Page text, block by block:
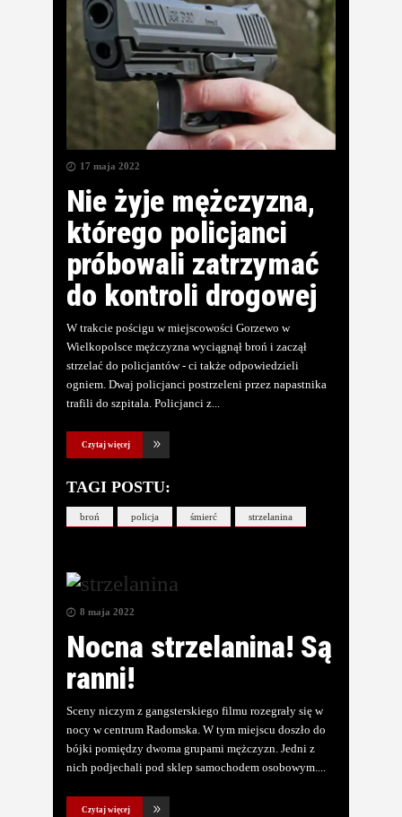
17 maja 2022
Nie żyje mężczyzna,
którego policjanci
próbowali zatrzymać
do kontroli drogowej
W trakcie pościgu w miejscowości Gorzewo w
Wielkopolsce mężczyzna wyciągnął broń i zaczął
strzelać do policjantów - ci także odpowiedzieli
ogniem. Dwaj policjanci postrzeleni przez napastnika
trafili do szpitala. Policjanci z
Czytaj więcej
TAGI POSTU:
broń policja śmierć strzelanina
8 maja 2022
Nocna strzelanina! Są
ranni!
Sceny niczym z gangsterskiego filmu rozegrały się w
nocy w centrum Radomska. W tym miejscu doszło do
bójki pomiędzy dwoma grupami mężczyzn. Jedni z
nich podjechali pod sklep samochodem osobowym.
Czytaj więcej